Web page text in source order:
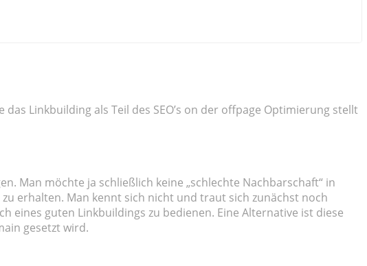
Linkbuilding als Teil des SEO’s on der offpage Optimierung stellt
Man möchte ja schließlich keine „schlechte Nachbarschaft“ in
erhalten. Man kennt sich nicht und traut sich zunächst noch
eines guten Linkbuildings zu bedienen. Eine Alternative ist diese
gesetzt wird.